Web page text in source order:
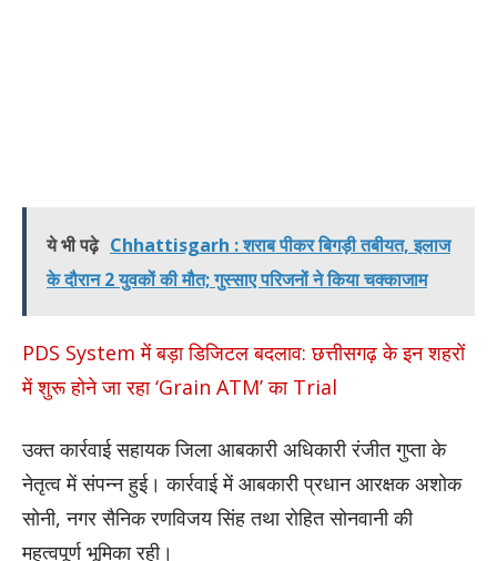
ये भी पढ़े Chhattisgarh : शराब पीकर बिगड़ी तबीयत, इलाज
के दौरान 2 युवकों की मौत; गुस्साए परिजनों ने किया चक्काजाम
PDS System में बड़ा डिजिटल बदलाव: छत्तीसगढ़ के इन शहरों
में शुरू होने जा रहा ‘Grain ATM’ का Trial
उक्त कार्रवाई सहायक जिला आबकारी अधिकारी रंजीत गुप्ता के
नेतृत्व में संपन्न हुई। कार्रवाई में आबकारी प्रधान आरक्षक अशोक
सोनी, नगर सैनिक रणविजय सिंह तथा रोहित सोनवानी की
महत्वपूर्ण भूमिका रही।